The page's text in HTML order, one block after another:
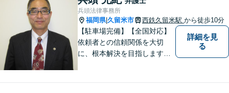
法的サポートを提供し、安定
した経営基盤の構築をお手伝
いいたします。
兵頭法律事務所
福岡県|久留米市 西鉄久留米駅 から徒歩10分
【駐車場完備】【全国対応】
依頼者との信頼関係を大切
に、根本解決を目指します。
詳細を見
る